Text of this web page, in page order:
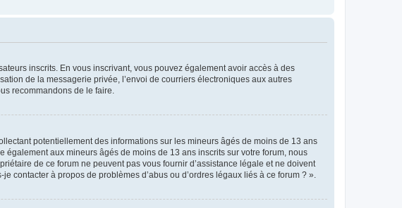
inscrits. En vous inscrivant, vous pouvez également avoir accès à des
de la messagerie privée, l’envoi de courriers électroniques aux autres
recommandons de le faire.
potentiellement des informations sur les mineurs âgés de moins de 13 ans
aux mineurs âgés de moins de 13 ans inscrits sur votre forum, nous
de ce forum ne peuvent pas vous fournir d’assistance légale et ne doivent
à propos de problèmes d’abus ou d’ordres légaux liés à ce forum ? ».